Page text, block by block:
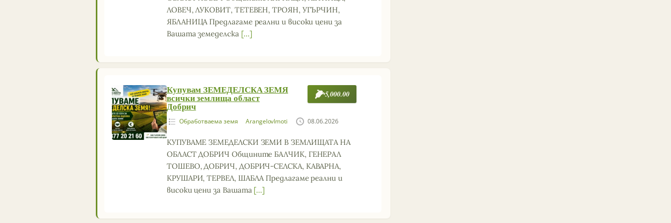
ЛОВЕЧ, ЛУКОВИТ, ТЕТЕВЕН, ТРОЯН, УГЪРЧИН,
ЯБЛАНИЦА Предлагаме реални и високи цени за
Вашата земеделска […]
5,000.00
Купувам ЗЕМЕДЕЛСКА ЗЕМЯ
всички землища област
Добрич
Обработваема земя ArangelovImoti 08.06.2026
КУПУВАМЕ ЗЕМЕДЕЛСКИ ЗЕМИ В ЗЕМЛИЩАТА НА
ОБЛАСТ ДОБРИЧ Общините БАЛЧИК, ГЕНЕРАЛ
ТОШЕВО, ДОБРИЧ, ДОБРИЧ-СЕЛСКА, КАВАРНА,
КРУШАРИ, ТЕРВЕЛ, ШАБЛА Предлагаме реални и
високи цени за Вашата […]